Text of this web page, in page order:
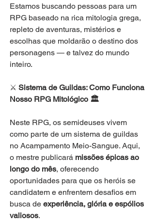
Estamos buscando pessoas para um
RPG baseado na rica mitologia grega,
repleto de aventuras, mistérios e
escolhas que moldarão o destino dos
personagens — e talvez do mundo
inteiro.
⚔️ Sistema de Guildas: Como Funciona
Nosso RPG Mitológico 🏛️
Neste RPG, os semideuses vivem
como parte de um sistema de guildas
no Acampamento Meio-Sangue. Aqui,
o mestre publicará missões épicas ao
longo do mês, oferecendo
oportunidades para que os heróis se
candidatem e enfrentem desafios em
busca de experiência, glória e espólios
valiosos.